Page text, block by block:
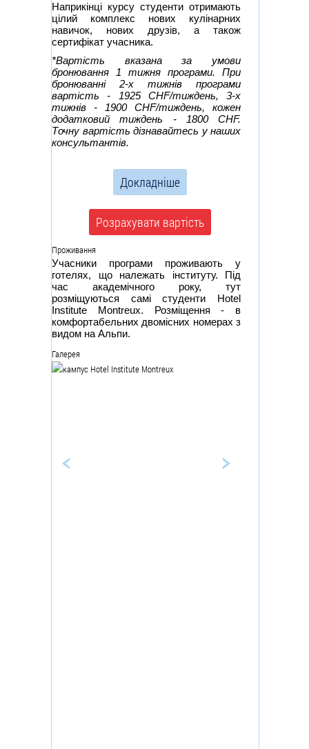
Наприкінці курсу студенти отримають
цілий комплекс нових кулінарних
навичок, нових друзів, а також
сертифікат учасника.
*Вартість вказана за умови
бронювання 1 тижня програми. При
бронюванні 2-х тижнів програми
вартість - 1925 CHF/тиждень, 3-х
тижнів - 1900 CHF/тиждень, кожен
додатковий тиждень - 1800 CHF.
Точну вартість дізнавайтесь у наших
консультантів.
Докладніше
Розрахувати вартість
Проживання
Учасники програми проживають у
готелях, що належать інституту. Під
час академічного року, тут
розміщуються самі студенти Hotel
Institute Montreux. Розміщення - в
комфортабельних двомісних номерах з
видом на Альпи.
Галерея